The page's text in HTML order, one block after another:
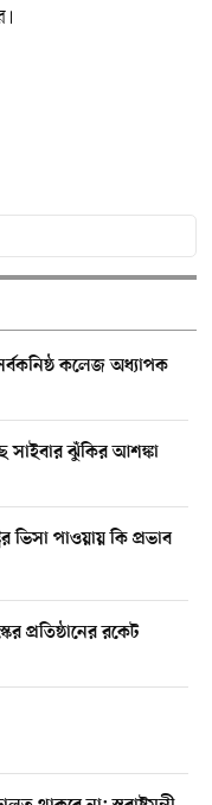
কলেজ অধ্যাপক
সাইবার ঝুঁকির আশঙ্কা
ভিসা পাওয়ায় কি প্রভাব
প্রতিষ্ঠানের রকেট